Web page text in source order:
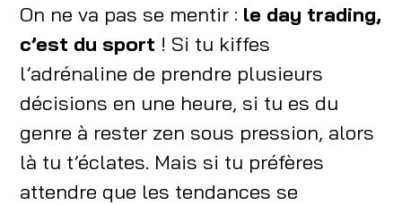
On ne va pas se mentir : le day trading,
c’est du sport ! Si tu kiffes
l’adrénaline de prendre plusieurs
décisions en une heure, si tu es du
genre à rester zen sous pression, alors
là tu t’éclates. Mais si tu préfères
attendre que les tendances se